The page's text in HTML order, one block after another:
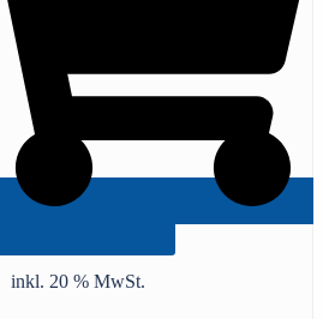
inkl. 20 % MwSt.